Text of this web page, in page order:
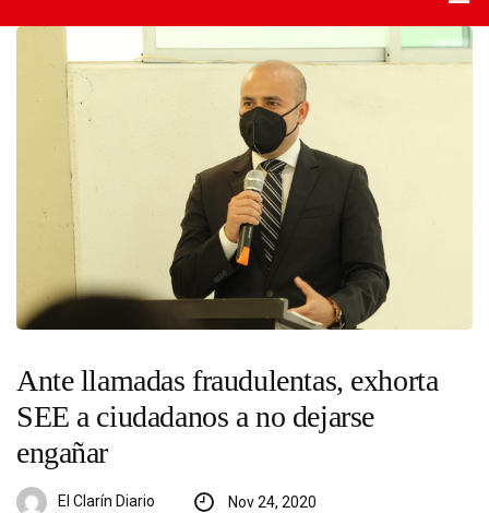
Ante llamadas fraudulentas, exhorta
SEE a ciudadanos a no dejarse
engañar
El Clarín Diario Nov 24, 2020